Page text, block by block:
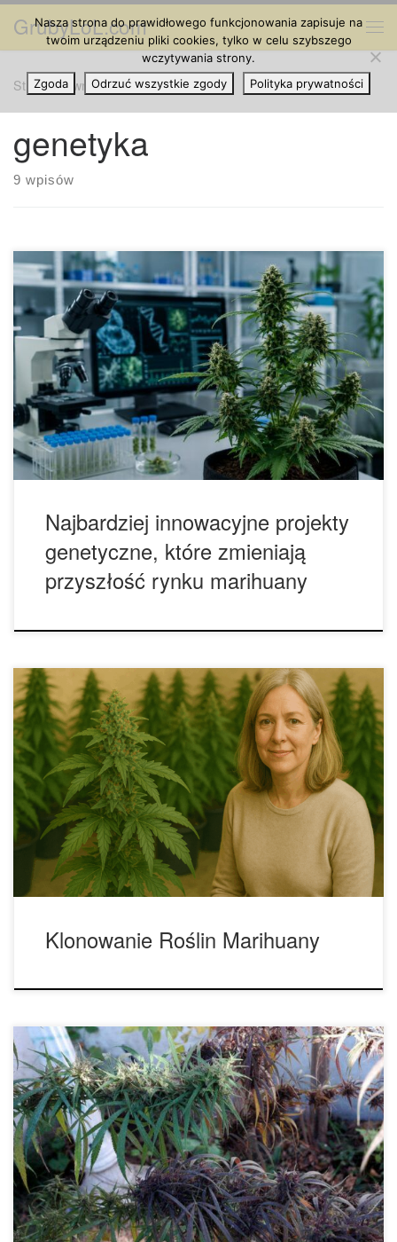
Przejdź do treści
GrubyLoL.com
Strona główna » genetyka
genetyka
9 wpisów
Najbardziej innowacyjne projekty genetyczne w świecie
marihuany Świat marihuany w ostatnich latach przeszedł
ogromną transformację, która wykracza daleko poza
klasyczne wyobrażenie o hodowli konopi. Dawniej rozwój
nowych odmian opierał się przede wszystkim na
doświadczeniu breederów, obserwacji roślin, selekcji
najlepszych fenotypów oraz wieloletnim krzyżowaniu
wybranych linii. Dziś coraz większe znaczenie mają […]
Najbardziej innowacyjne projekty
genetyczne, które zmieniają
przyszłość rynku marihuany
Roślina mateczna – jak wybrać, pielęgnować i klonować:
kompletny poradnik Praktyczny przewodnik dla hodowców
indoor i outdoor: roślina mateczna, klonowanie roślin,
fotoperiod, nawożenie, higiena i długofalowa strategia
uprawy. Roślina mateczna to centrum nowoczesnej uprawy
opartej na klonowaniu roślin. Umożliwia tworzenie licznych,
genetycznie spójnych sadzonek, co przekłada się na
powtarzalne plony […]
Klonowanie Roślin Marihuany
Informacje o odmianie marihuany Blueberry. Słynna
odmiana marihuany Blueberry – i stworzona z niej rodzina
Blue – została opracowana w USA w latach 70. przez
hodowcę DJ Shorta. Genetyka ta jest mieszanką różnych
odmian. Po pierwsze, DJ Short degustował kilka odmian
Sativa z Kolumbii, Meksyku, Tajlandii i Panamy. Dwie
wyjątkowe […]
Nasza strona do prawidłowego funkcjonowania zapisuje na
twoim urządzeniu pliki cookies, tylko w celu szybszego
wczytywania strony.
Zgoda
Odrzuć wszystkie zgody Polityka prywatności